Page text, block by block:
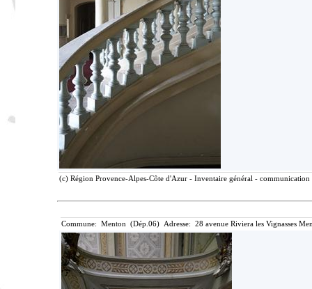
(c) Région Provence-Alpes-Côte d'Azur - Inventaire général -
Commune: Menton (Dép.06) Adresse: 28 avenue Riviera les Vignasses